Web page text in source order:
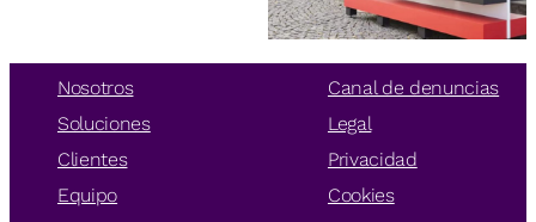
Nosotros
Soluciones
Clientes
Equipo
Canal de denuncias
Legal
Privacidad
Cookies